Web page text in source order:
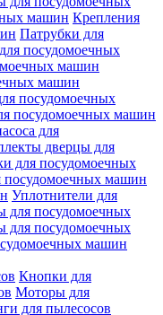
машин Крепления
Патрубки для
посудомоечных
машин
машин
посудомоечных
посудомоечных машин
для
дверцы для
для посудомоечных
посудомоечных машин
Уплотнители для
для посудомоечных
для посудомоечных
машин
Кнопки для
Моторы для
для пылесосов